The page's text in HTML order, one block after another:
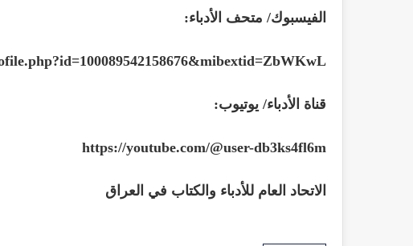
الفيسبوك/ متحف الأدباء:
قناة الأدباء/ يوتيوب:
https://youtube.com/@user-db3ks4fl6m
الاتحاد العام للأدباء والكتاب في العراق